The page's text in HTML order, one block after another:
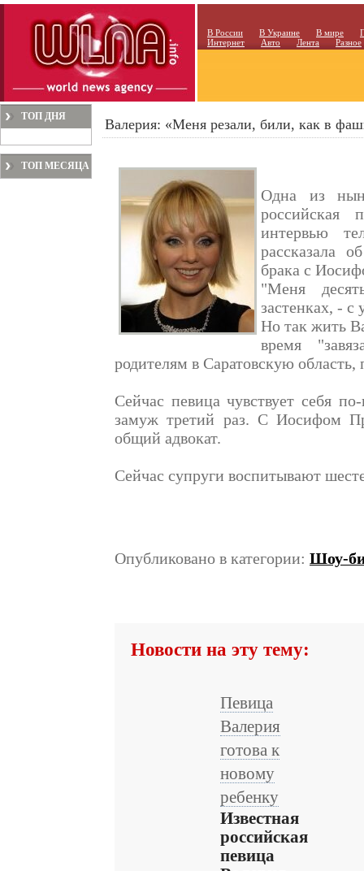
В России В Украине В мире
Интернет
Авто Лента Разное
ТОП ДНЯ
ТОП МЕСЯЦА
Валерия: «Меня резали, били, как в
Одна из
российская
интервью
рассказала
брака с
"Меня
застенках, -
Но так жить
время
родителям в Саратовскую область,
Сейчас певица чувствует себя
замуж третий раз. С Иосифом
общий адвокат.
Сейчас супруги воспитывают
Опубликовано в категории: Шоу-
Новости на эту тему:
Певица
Валерия
готова к
новому
ребенку
Известная
российская
певица